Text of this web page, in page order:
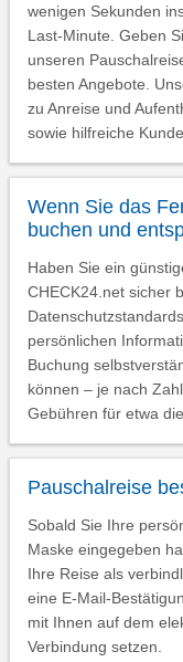
wenigen Sekunden
Last-Minute. Geben
unseren
besten Angebote.
zu Anreise und
sowie hilfreiche
Wenn Sie das
buchen und
Haben Sie ein
CHECK24.net sicher
persönlichen
Buchung
können – je nach
Gebühren für etwa
Pauschalreise
Sobald Sie Ihre
Maske eingegeben
Ihre Reise als
eine E-Mail-
mit Ihnen auf dem
Verbindung setzen.